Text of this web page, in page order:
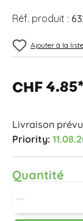
Réf. produit :
Ajouter à la
CHF 4.85*
Livraison
Priority:
Quantité